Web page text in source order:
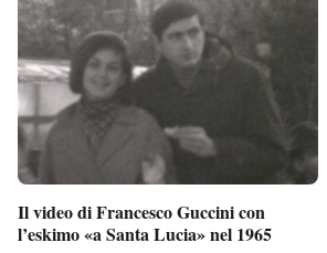
Il video di Francesco Guccini con
l’eskimo «a Santa Lucia» nel 1965